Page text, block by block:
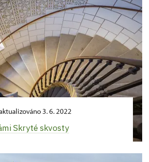
3. 6. 2022
Skryté skvosty